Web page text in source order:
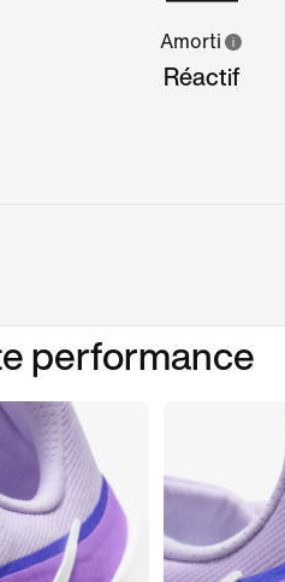
Amorti
Réactif
performance